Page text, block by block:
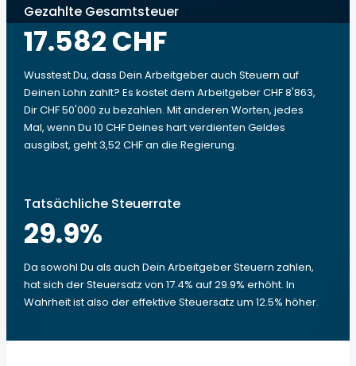
Gezahlte Gesamtsteuer
17.582 CHF
Wusstest Du, dass Dein Arbeitgeber auch Steuern auf
Deinen Lohn zahlt? Es kostet dem Arbeitgeber CHF 8'863,
Dir CHF 50'000 zu bezahlen. Mit anderen Worten, jedes
Mal, wenn Du 10 CHF Deines hart verdienten Geldes
ausgibst, geht 3,52 CHF an die Regierung.
Tatsächliche Steuerrate
29.9%
Da sowohl Du als auch Dein Arbeitgeber Steuern zahlen,
hat sich der Steuersatz von 17.4% auf 29.9% erhöht. In
Wahrheit ist also der effektive Steuersatz um 12.5% höher.